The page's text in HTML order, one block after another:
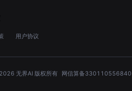
用户协议
2026 无界AI 版权所有 网信算备